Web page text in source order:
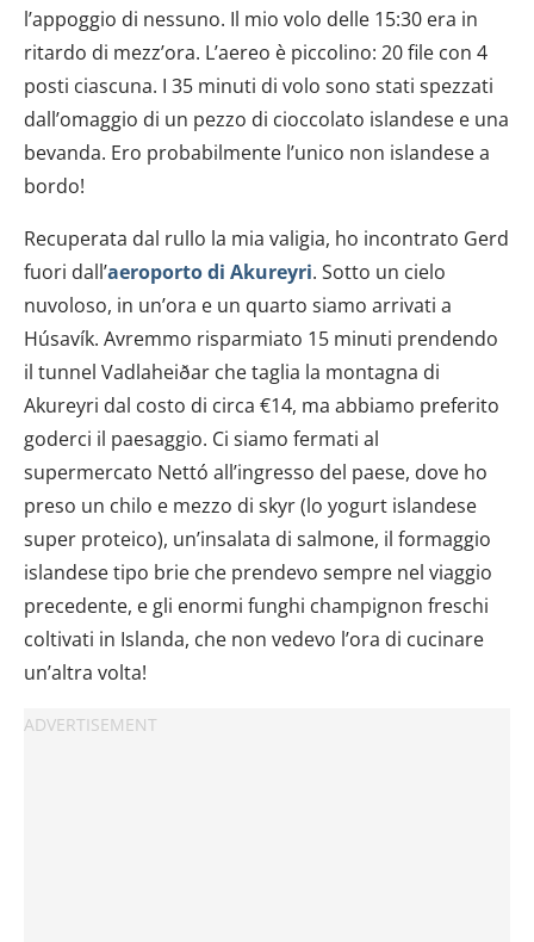
l’appoggio di nessuno. Il mio volo delle 15:30 era in
ritardo di mezz’ora. L’aereo è piccolino: 20 file con 4
posti ciascuna. I 35 minuti di volo sono stati spezzati
dall’omaggio di un pezzo di cioccolato islandese e una
bevanda. Ero probabilmente l’unico non islandese a
bordo!
Recuperata dal rullo la mia valigia, ho incontrato Gerd
fuori dall’aeroporto di Akureyri. Sotto un cielo
nuvoloso, in un’ora e un quarto siamo arrivati a
Húsavík. Avremmo risparmiato 15 minuti prendendo
il tunnel Vadlaheiðar che taglia la montagna di
Akureyri dal costo di circa €14, ma abbiamo preferito
goderci il paesaggio. Ci siamo fermati al
supermercato Nettó all’ingresso del paese, dove ho
preso un chilo e mezzo di skyr (lo yogurt islandese
super proteico), un’insalata di salmone, il formaggio
islandese tipo brie che prendevo sempre nel viaggio
precedente, e gli enormi funghi champignon freschi
coltivati in Islanda, che non vedevo l’ora di cucinare
un’altra volta!